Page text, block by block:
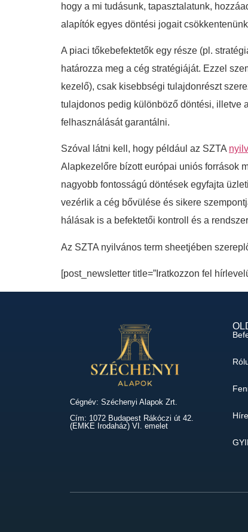
hogy a mi tudásunk, tapasztalatunk,
alapítók egyes döntési jogait
A piaci tőkebefektetők egy része (pl.
határozza meg a cég stratégiáját. Ezzel
kezelő), csak kisebbségi tulajdonrészt
tulajdonos pedig különböző döntési, illetve
felhasználását garantálni.
Szóval látni kell, hogy például az SZTA
Alapkezelőre bízott európai uniós források
nagyobb fontosságú döntések egyfajta
vezérlik a cég bővülése és sikere
hálásak is a befektetői kontroll és a
Az SZTA nyilvános term sheetjében
[post_newsletter title=”Iratkozzon fel
Cégnév: Széchenyi Alapok Zrt.
Cím: 1072 Budapest Rákóczi út 42.
(EMKE Irodaház) VI. emelet